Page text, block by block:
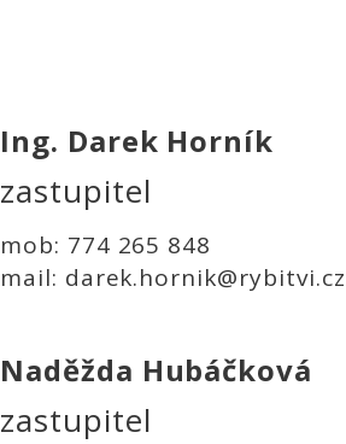
Ing. Darek Horník
zastupitel
mob: 774 265 848
mail: darek.hornik@rybitvi.cz
Naděžda Hubáčková
zastupitel